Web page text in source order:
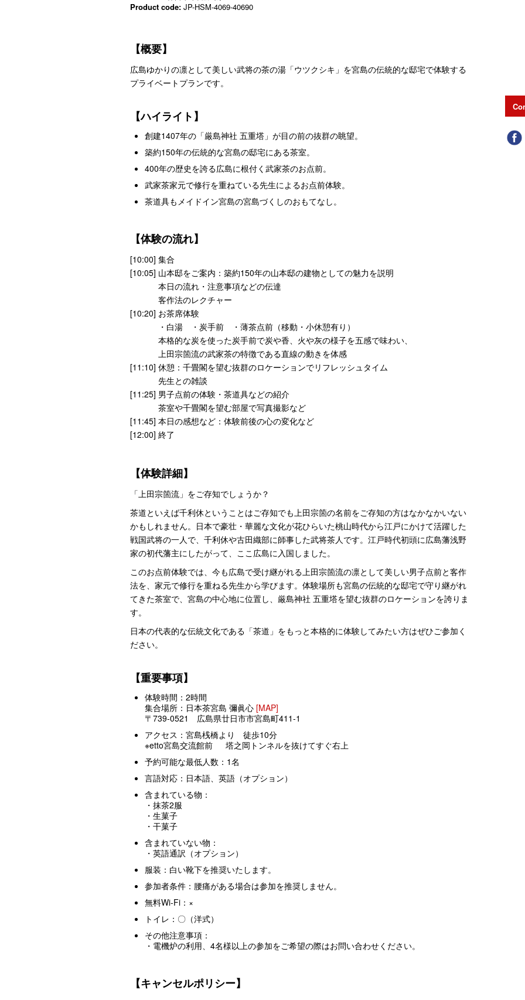
Product code: JP-HSM-4069-40690
【概要】
広島ゆかりの凛として美しい武将の茶の湯「ウツクシキ」を宮島の伝統的な邸宅で体験する
プライベートプランです。
【ハイライト】
創建1407年の「厳島神社 五重塔」が目の前の抜群の眺望。
築約150年の伝統的な宮島の邸宅にある茶室。
400年の歴史を誇る広島に根付く武家茶のお点前。
武家茶家元で修行を重ねている先生によるお点前体験。
茶道具もメイドイン宮島の宮島づくしのおもてなし。
【体験の流れ】
[10:00] 集合
[10:05] 山本邸をご案内：築約150年の山本邸の建物としての魅力を説明
本日の流れ・注意事項などの伝達
客作法のレクチャー
[10:20] お茶席体験
・白湯 ・炭手前 ・薄茶点前（移動・小休憩有り）
本格的な炭を使った炭手前で炭や香、火や灰の様子を五感で味わい、
上田宗箇流の武家茶の特徴である直線の動きを体感
[11:10] 休憩：千畳閣を望む抜群のロケーションでリフレッシュタイム
先生との雑談
[11:25] 男子点前の体験・茶道具などの紹介
茶室や千畳閣を望む部屋で写真撮影など
[11:45] 本日の感想など：体験前後の心の変化など
[12:00] 終了
【体験詳細】
「上田宗箇流」をご存知でしょうか？
茶道といえば千利休ということはご存知でも上田宗箇の名前をご存知の方はなかなかいない
かもしれません。日本で豪壮・華麗な文化が花ひらいた桃山時代から江戸にかけて活躍した
戦国武将の一人で、千利休や古田織部に師事した武将茶人です。江戸時代初頭に広島藩浅野
家の初代藩主にしたがって、ここ広島に入国しました。
このお点前体験では、今も広島で受け継がれる上田宗箇流の凛として美しい男子点前と客作
法を、家元で修行を重ねる先生から学びます。体験場所も宮島の伝統的な邸宅で守り継がれ
てきた茶室で、宮島の中心地に位置し、厳島神社 五重塔を望む抜群のロケーションを誇りま
す。
日本の代表的な伝統文化である「茶道」をもっと本格的に体験してみたい方はぜひご参加く
ださい。
【重要事項】
体験時間：2時間
集合場所：日本茶宮島 彌眞心 [MAP]
〒739-0521 広島県廿日市市宮島町411-1
アクセス：宮島桟橋より 徒歩10分
※etto宮島交流館前 塔之岡トンネルを抜けてすぐ右上
予約可能な最低人数：1名
言語対応：日本語、英語（オプション）
含まれている物：
・抹茶2服
・生菓子
・干菓子
含まれていない物：
・英語通訳（オプション）
服装：白い靴下を推奨いたします。
参加者条件：腰痛がある場合は参加を推奨しません。
無料Wi-Fi：×
トイレ：〇（洋式）
その他注意事項：
・電機炉の利用、4名様以上の参加をご希望の際はお問い合わせください。
【キャンセルポリシー】